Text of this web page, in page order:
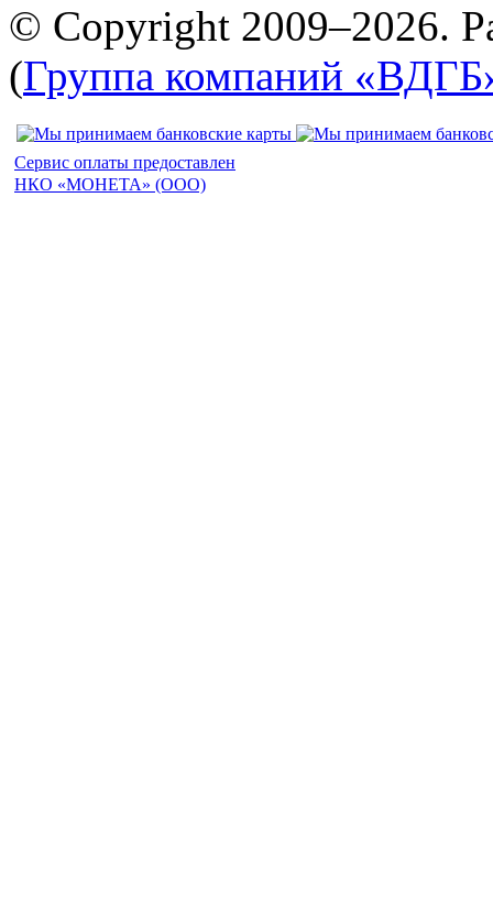
© Copyright 2009–2026.
(Группа компаний
Сервис оплаты предоставлен
НКО «МОНЕТА» (ООО)